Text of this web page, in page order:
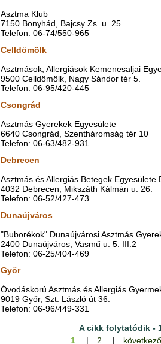
Asztma Klub
7150 Bonyhád, Bajcsy Zs. u. 25.
Telefon: 06-74/550-965
Celldömölk
Asztmások, Allergiások Kemenesaljai
9500 Celldömölk, Nagy Sándor tér 5.
Telefon: 06-95/420-445
Csongrád
Asztmás Gyerekek Egyesülete
6640 Csongrád, Szentháromság tér 10
Telefon: 06-63/482-931
Debrecen
Asztmás és Allergiás Betegek Egyesülete
4032 Debrecen, Mikszáth Kálmán u. 26.
Telefon: 06-52/427-473
Dunaújváros
"Buborékok" Dunaújvárosi Asztmás
2400 Dunaújváros, Vasmű u. 5. III.2
Telefon: 06-25/404-469
Győr
Óvodáskorú Asztmás és Allergiás
9019 Győr, Szt. László út 36.
Telefon: 06-96/449-331
A cikk folytatódik -
1
. | 2 . |